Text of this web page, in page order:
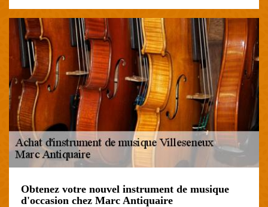
Obtenez votre nouvel instrument de musique
d'occasion chez Marc Antiquaire